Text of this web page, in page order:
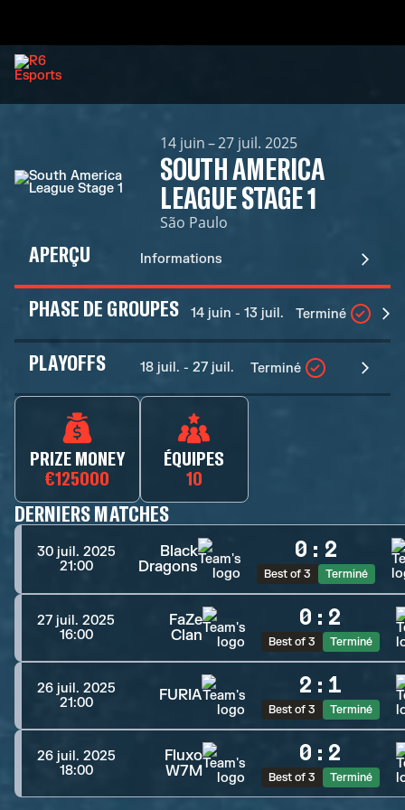
14 juin – 27 juil. 2025
SOUTH AMERICA
LEAGUE STAGE 1
São Paulo
APERÇU Informations
PHASE DE GROUPES 14 juin - 13 juil. Terminé
PLAYOFFS 18 juil. - 27 juil. Terminé
PRIZE MONEY
€125000
ÉQUIPES
10
DERNIERS MATCHES
30 juil. 2025
21:00
Black
Dragons
0 : 2
Best of 3 Terminé
27 juil. 2025
16:00
FaZe
Clan
0 : 2
Best of 3 Terminé
26 juil. 2025
21:00
FURIA 2 : 1
Best of 3 Terminé
26 juil. 2025
18:00
Fluxo
W7M
0 : 2
Best of 3 Terminé